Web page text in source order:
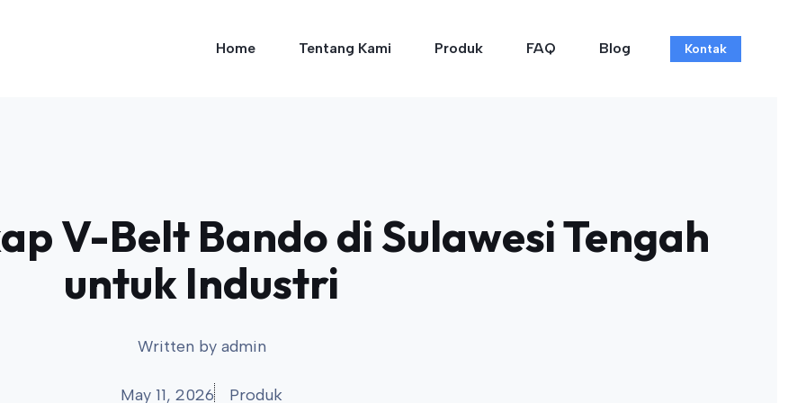
Home Tentang Kami Produk FAQ Blog Kontak
V-Belt Bando di Sulawesi Tengah
untuk Industri
Written by admin
May 11, 2026 Produk